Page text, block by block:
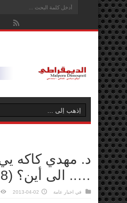
د. مهدي كاكه
….. الى أين؟ (28)
في اخبار عامة 2013-04-02